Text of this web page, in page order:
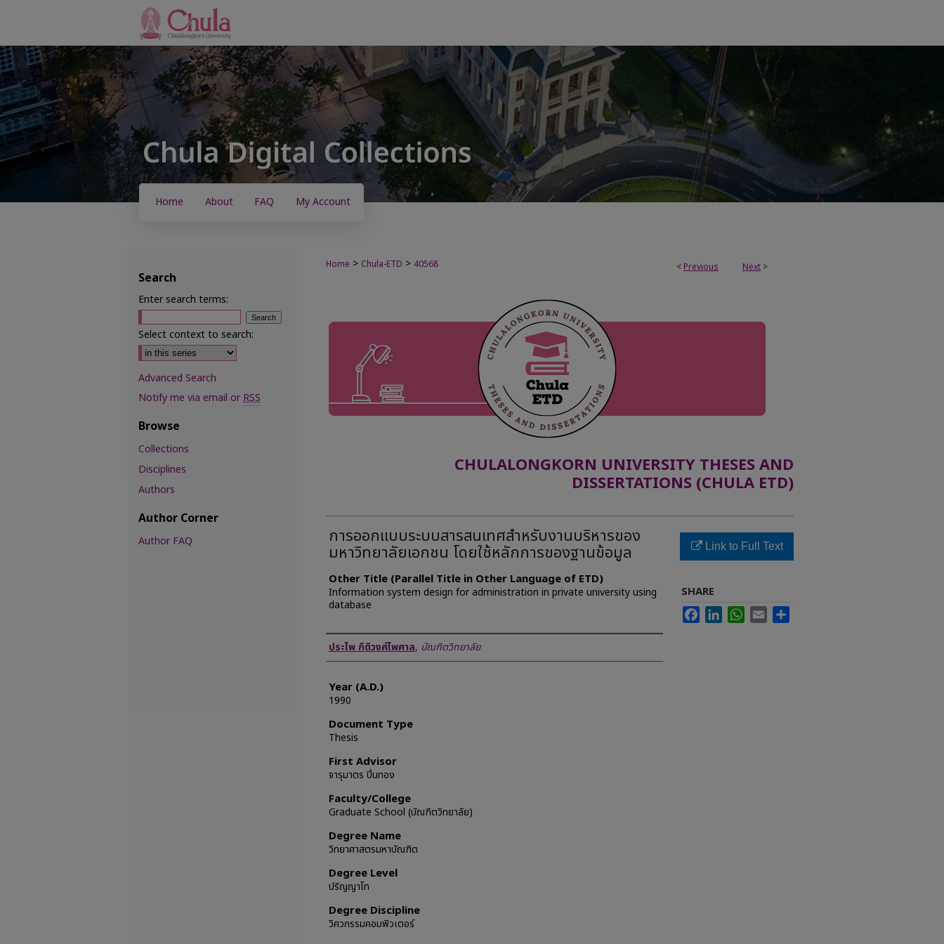
Home About FAQ My Account
< Previous Next >
Home > Chula-ETD > 40568
CHULALONGKORN UNIVERSITY THESES AND
DISSERTATIONS (CHULA ETD)
การออกแบบระบบสารสนเทศสำหรับงานบริหารของ
มหาวิทยาลัยเอกชน โดยใช้หลักการของฐานข้อมูล
Other Title (Parallel Title in Other Language of ETD)
Information system design for administration in private university using
database
Author
ประไพ กิติวงศ์ไพศาล, บัณฑิตวิทยาลัย
Year (A.D.)
1990
Document Type
Thesis
First Advisor
จารุมาตร ปิ่นทอง
Faculty/College
Graduate School (บัณฑิตวิทยาลัย)
Degree Name
วิทยาศาสตรมหาบัณฑิต
Degree Level
ปริญญาโท
Degree Discipline
วิศวกรรมคอมพิวเตอร์
Link to Full Text
SHARE
FacebookLinkedInWhatsApp
Email
Search
Enter search terms:
Select context to search:
Advanced Search
Notify me via email or RSS
Browse
Collections
Disciplines
Authors
Author Corner
Author FAQ